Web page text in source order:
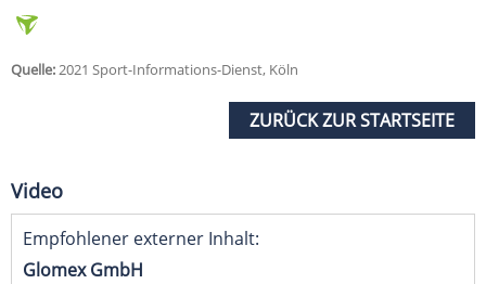
Quelle:2021 Sport-Informations-Dienst, Köln
ZURÜCK ZUR STARTSEITE
Video
Empfohlener externer Inhalt:
Glomex GmbH